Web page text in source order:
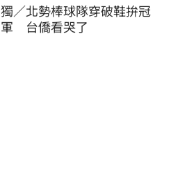
獨／北勢棒球隊穿破鞋拚冠
軍　台僑看哭了